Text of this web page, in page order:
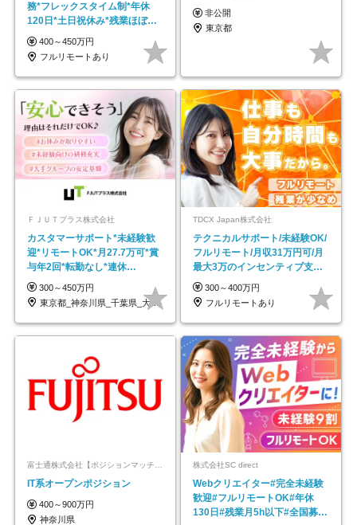
務*フレックスタイム制*年休
120日*土日祝休み*残業ほぼな
し*育児中社員8割以上
400～450万円
フルリモートあり
非公開
東京都
ＦＪＵＴプラス株式会社
カスタマーサポート*未経験歓
迎*リモートOK*月27.7万可*賞
与年2回*転勤なし*連休
OK/ZE010232
300～450万円
東京都_神奈川県_千葉県_大阪府_愛知県…
TDCX Japan株式会社
テクニカルサポート/未経験OK/
フルリモート/月収31万円可/月
最大3万のインセンティブ支給/
平均年齢33歳
300～400万円
フルリモートあり
富士通株式会社【ポジションマッチ登録】
IT系オープンポジション
400～900万円
神奈川県
株式会社SC direct
Webクリエイター#完全未経験
歓迎#フルリモートOK#年休
130日#残業月5h以下#全国募集